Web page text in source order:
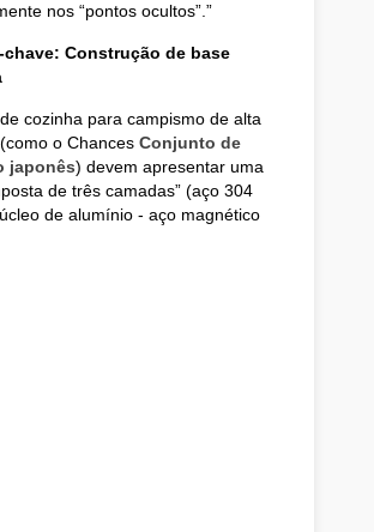
nos “pontos ocultos”.”
Construção de base
cozinha para campismo de alta
o Chances Conjunto de
japonês) devem apresentar uma
de três camadas” (aço 304
de alumínio - aço magnético